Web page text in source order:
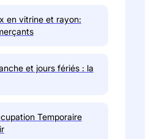
en vitrine et rayon:
et jours fériés : la
Temporaire